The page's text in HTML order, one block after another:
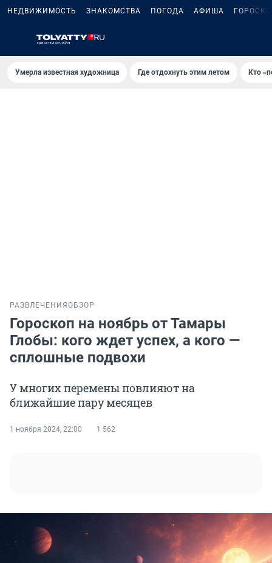
НЕДВИЖИМОСТЬ ЗНАКОМСТВА ПОГОДА АФИША
Умерла известная художница Где отдохнуть этим летом Кто
РАЗВЛЕЧЕНИЯ ОБЗОР
Гороскоп на ноябрь от Тамары
Глобы: кого ждет успех, а кого —
сплошные подвохи
У многих перемены повлияют на
ближайшие пару месяцев
1 ноября 2024, 22:00 1 562